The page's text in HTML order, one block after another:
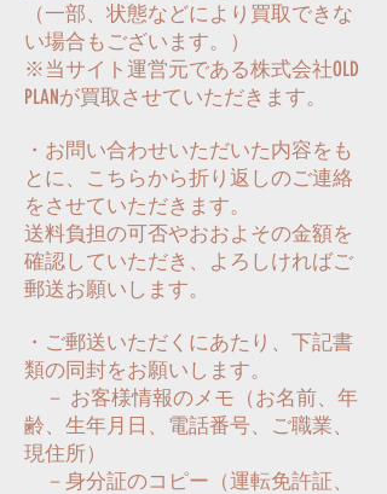
（一部、状態などにより買取できな
い場合もございます。）
※当サイト運営元である株式会社OLD
PLANが買取させていただきます。
・お問い合わせいただいた内容をも
とに、 こちらから折り返しのご連絡
をさせていただきます。
送料負担の可否やおおよその金額を
確認していただき、よろしければご
郵送お願いします。
・ご郵送いただくにあたり、下記書
類の同封をお願いします。
－ お客様情報のメモ（お名前、年
齢、生年月日、電話番号、ご職業、
現住所）
－身分証のコピー（運転免許証、